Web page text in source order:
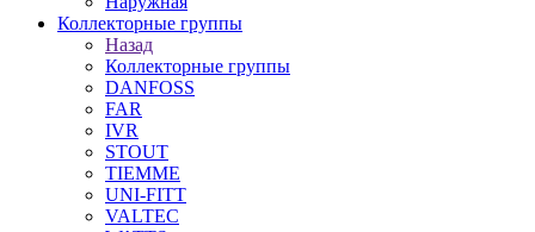
Коллекторные группы
Назад
Коллекторные группы
DANFOSS
FAR
IVR
STOUT
TIEMME
UNI-FITT
VALTEC